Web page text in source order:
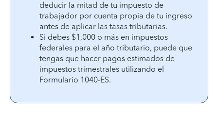
deducir la mitad de tu impuesto de
trabajador por cuenta propia de tu ingreso
antes de aplicar las tasas tributarias.
Si debes $1,000 o más en impuestos
federales para el año tributario, puede que
tengas que hacer pagos estimados de
impuestos trimestrales utilizando el
Formulario 1040-ES.